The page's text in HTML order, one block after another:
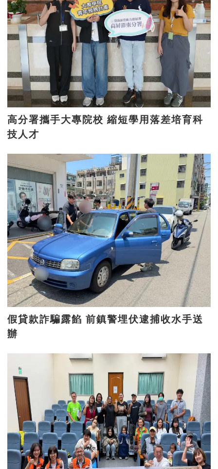
高分署攜手大專院校 縮短學用落差培育科
技人才
假貸款詐騙露餡 前鎮警埋伏逮捕收水手送
辦